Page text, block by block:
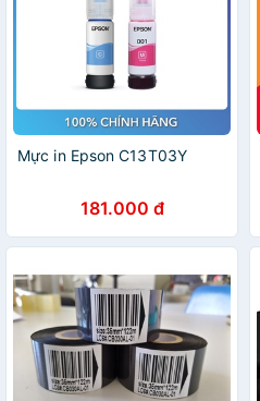
Mực in Epson C13T03Y
181.000 đ